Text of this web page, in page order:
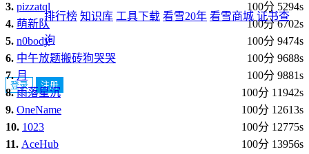
排行榜 知识库 工具下载 看雪20年 看雪商城 证书查
询
登录 注册
3. pizzatql
100分 5294s
4. 萌新队
100分 6702s
5. n0body
100分 9474s
6. 中午放题搬砖狗哭哭
100分 9688s
7.月
100分 9881s
8.雨落星沉
100分 11942s
9. OneName
100分 12613s
10. 1023
100分 12775s
11. AceHub
100分 13956s